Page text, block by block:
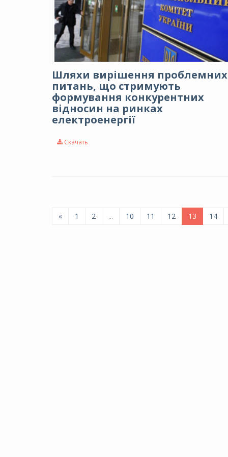
Шляхи вирішення проблемних
питань, що стримують
формування конкурентних
відносин на ринках
електроенергії
Скачать
« 1 2 ... 10 11 12 13 14